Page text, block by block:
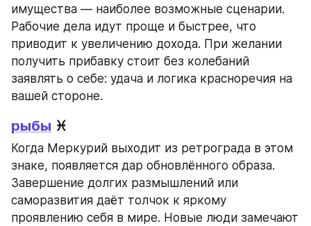
имущества — наиболее возможные сценарии.
Рабочие дела идут проще и быстрее, что
приводит к увеличению дохода. При желании
получить прибавку стоит без колебаний
заявлять о себе: удача и логика красноречия на
вашей стороне.
рыбы ♓
Когда Меркурий выходит из ретрограда в этом
знаке, появляется дар обновлённого образа.
Завершение долгих размышлений или
саморазвития даёт толчок к яркому
проявлению себя в мире. Новые люди замечают